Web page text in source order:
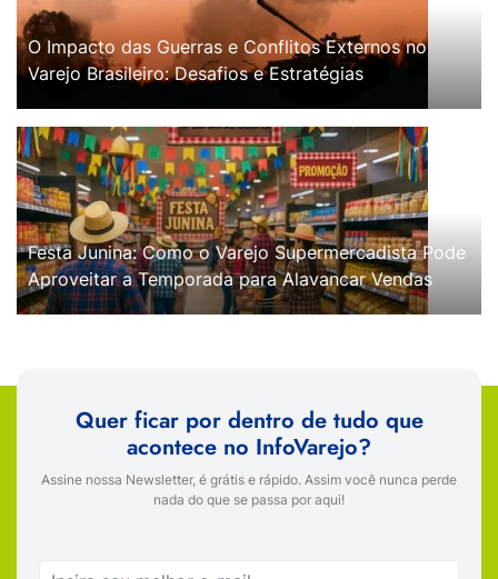
O Impacto das Guerras e Conflitos Externos no
Varejo Brasileiro: Desafios e Estratégias
Festa Junina: Como o Varejo Supermercadista Pode
Aproveitar a Temporada para Alavancar Vendas
Quer ficar por dentro de tudo que
acontece no InfoVarejo?
Assine nossa Newsletter, é grátis e rápido. Assim você nunca perde
nada do que se passa por aqui!